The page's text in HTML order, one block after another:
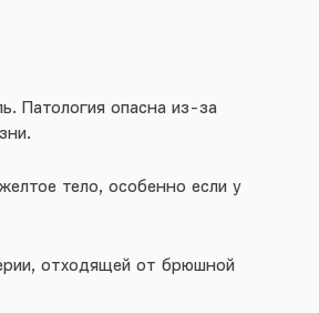
Патология опасна из-за
тело, особенно если у
отходящей от брюшной